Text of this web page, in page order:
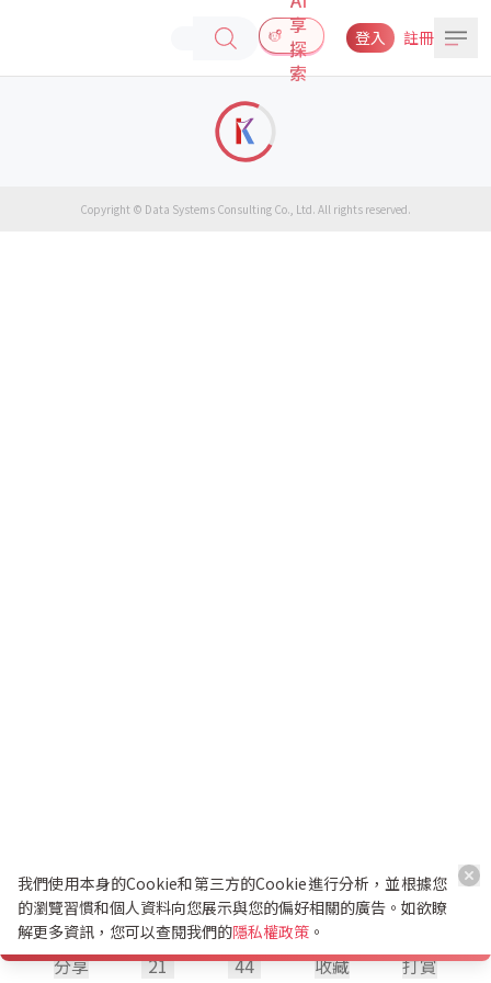
享
探
索
登入 註冊
分享 21 44 收藏 打賞
Copyright © Data Systems Consulting Co., Ltd. All rights reserved.
我們使用本身的Cookie和第三方的Cookie進行分析，並根據您
的瀏覽習慣和個人資料向您展示與您的偏好相關的廣告。如欲瞭
解更多資訊，您可以查閱我們的隱私權政策 。